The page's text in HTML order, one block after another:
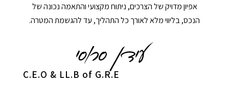
אפיון מדויק של הצרכים, ניתוח מקצועי והתאמה נכונה של
הנכס, בליווי מלא לאורך כל התהליך, עד להגשמת המטרה.
C.E.O & LL.B of G.R.E